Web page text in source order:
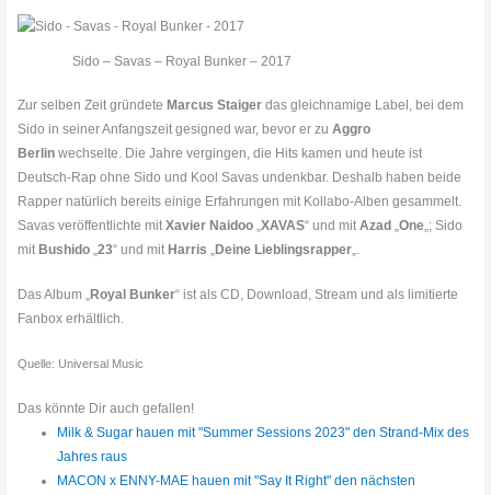
Sido – Savas – Royal Bunker – 2017
Zur selben Zeit gründeteMarcus Staiger das gleichnamige Label, bei dem
Sido in seiner Anfangszeit gesigned war, bevor er zuAggro
Berlin wechselte. Die Jahre vergingen, die Hits kamen und heute ist
Deutsch-Rap ohne Sido und Kool Savas undenkbar. Deshalb haben beide
Rapper natürlich bereits einige Erfahrungen mit Kollabo-Alben gesammelt.
Savas veröffentlichte mitXavier Naidoo „XAVAS“ und mitAzad „One„; Sido
mitBushido „23“ und mitHarris „Deine Lieblingsrapper„.
Das Album „Royal Bunker“ ist als CD, Download, Stream und als limitierte
Fanbox erhältlich.
Quelle: Universal Music
Das könnte Dir auch gefallen!
Milk & Sugar hauen mit "Summer Sessions 2023" den Strand-Mix des
Jahres raus
MACON x ENNY-MAE hauen mit "Say It Right" den nächsten